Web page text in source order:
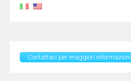
Contattaci per maggiori informazioni